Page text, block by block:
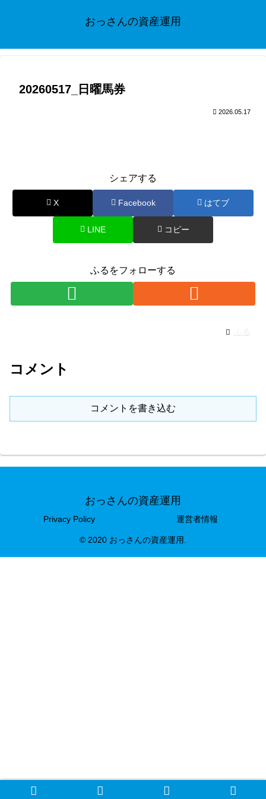
おっさんの資産運用
20260517_日曜馬券
2026.05.17
シェアする
X Facebook はてブ
LINE コピー
ふるをフォローする
コメント
コメントを書き込む
おっさんの資産運用
Privacy Policy 運営者情報
© 2020 おっさんの資産運用.